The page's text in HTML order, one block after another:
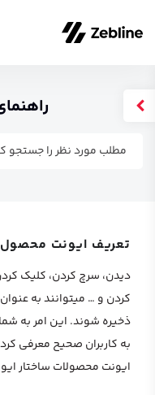
تعریف ایونت محصول
دیدن، سرچ کردن، کلیک
کردن و … میتوانند به
ذخیره شوند. این امر به
به کاربران صحیح معرفی
ایونت محصولات ساختار